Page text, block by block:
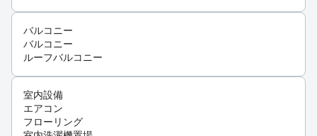
バルコニー
バルコニー
ルーフバルコニー
室内設備
エアコン
フローリング